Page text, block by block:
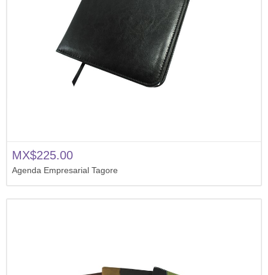
MX$225.00
Agenda Empresarial Tagore